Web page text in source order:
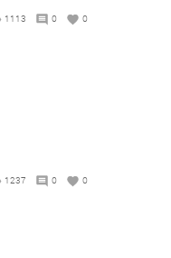
1113 0 0
1237 0 0